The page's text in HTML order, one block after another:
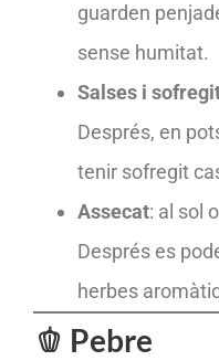
guarden
sense humitat.
Salses i
Després, en
tenir sofregit
Assecat: al sol
Després es
herbes
🫑 Pebre